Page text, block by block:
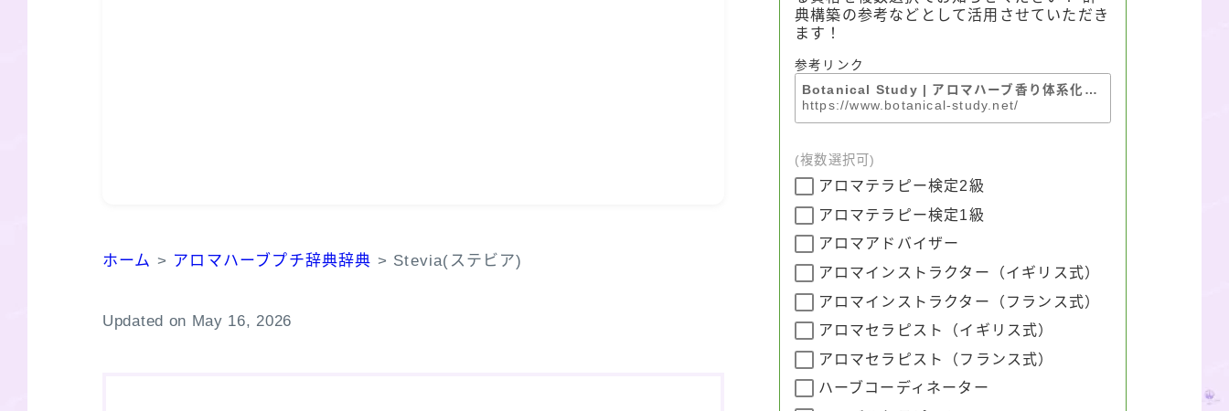
ホーム > アロマハーブプチ辞典辞典 > Stevia(ステビア)
Updated on May 16, 2026